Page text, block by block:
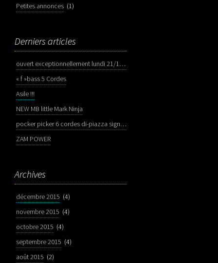
Petites annonces (1)
Derniers articles
ouvert exceptionnellement lundi 21/12/2015 apres midi de 15h à 19h
« f »bass 5 Cordes
Asile !!!
NEW MB little Mark Ninja
pocker picker 6 cordes di-piazza signature
ZAM POWER
Archives
décembre 2015 (4)
novembre 2015 (4)
octobre 2015 (4)
septembre 2015 (4)
août 2015 (2)